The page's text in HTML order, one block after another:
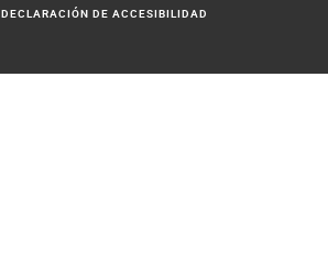
DECLARACIÓN DE ACCESIBILIDAD